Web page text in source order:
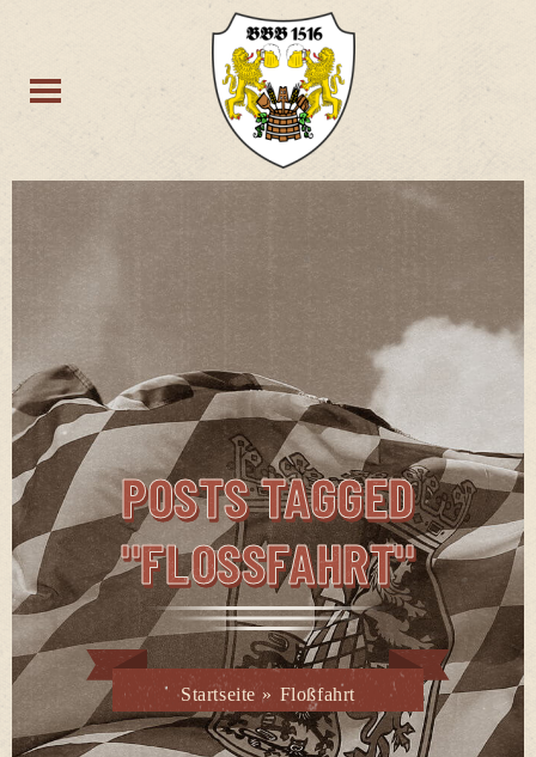
POSTS TAGGED
"FLOSSFAHRT"
Startseite » Floßfahrt